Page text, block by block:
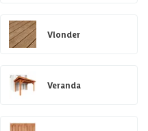
Vlonder
Veranda